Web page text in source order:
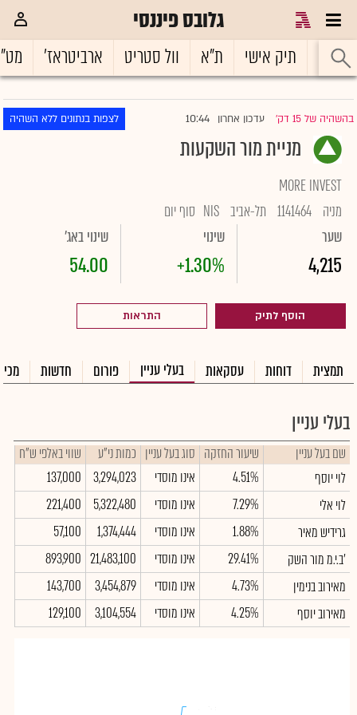
גלובס פיננסי
ראשי תיק אישי ת"א וול סטריט ארביטראז'
בהשהיה של 15 דק' |עדכון אחרון 10:44 לצפות בנתונים ללא השהיה
מניית מור השקעות
MORE INVEST
מניה 1141464 תל-אביב NIS סוף יום
שער
4,215
שינוי
+1.30%
שינוי באג'
54.00
הוסף לתיק התראות
תמצית דוחות עסקאות בעלי עניין פורום חדשות
בעלי עניין
שם בעל עניין שיעור החזקה סוג בעל עניין כמות ני"ע
שווי באלפי ש"ח
לוי יוסף
4.51% אינו מוסדי 3,294,023
137,000
לוי אלי
7.29% אינו מוסדי 5,322,480
221,400
גרידיש מאיר
1.88% אינו מוסדי 1,374,444
57,100
ב.י.מ מור השק'
29.41% אינו מוסדי 21,483,100
893,900
מאירוב בנימין
4.73% אינו מוסדי 3,454,879
143,700
מאירוב יוסף
4.25% אינו מוסדי 3,104,554
129,100